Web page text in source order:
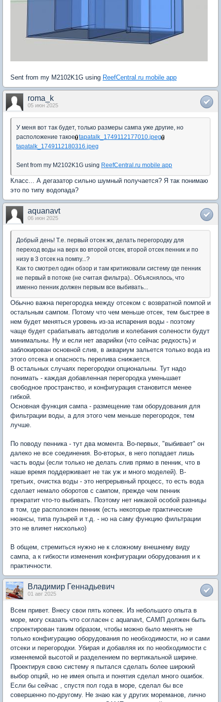
Sent from my M2102K1G using ReefCentral.ru mobile app
roma_k
05 июн 2025
У меня вот так будет, только размеры сампа уже другие, но
расположение такое
tapatalk_1749112177010.jpeg
tapatalk_1749112180316.jpeg
Sent from my M2102K1G using ReefCentral.ru mobile app
Класс... А дегазатор сильно шумный получается? Я так понимаю
это по типу водопада?
aquanavt
06 июн 2025
Добрый день! Т.е. первый отсек жк, делать перегородку для
переход воды на верх во второй отсек, второй отсек пенник и по
низу в 3 отсек на помпу...?
Как то смотрел один обзор и там критиковали систему где пенник
не первый в потоке (не считая фильтра).. Объяснялось, что
именно пенник должен первым все выбивать...
Обычно важна перегородка между отсеком с возвратной помпой и
остальным сампом. Потому что чем меньше отсек, тем быстрее в
нем будет меняться уровень из-за испарения воды - поэтому
чаще будет срабатывать автодолив и колебания солености будут
минимальны. Ну и если нет аварийки (что сейчас редкость) и
заблокирован основной слив, в аквариум зальется только вода из
этого отсека и опасность перелива снижается.
В остальных случаях перегородки опциональны. Тут надо
понимать - каждая добавленная перегородка уменьшает
свободное пространство, и конфигурация становится менее
гибкой.
Основная функция сампа - размещение там оборудования для
фильтрации воды, а для этого чем меньше перегородок, тем
лучше.
По поводу пенника - тут два момента. Во-первых, "выбивает" он
далеко не все соединения. Во-вторых, в него попадает лишь
часть воды (если только не делать слив прямо в пенник, что в
наше время поддерживает не так уж и много моделей). В-
третьих, очистка воды - это непрерывный процесс, то есть вода
сделает немало оборотов с сампом, прежде чем пенник
прекратит что-то выбивать. Поэтому нет никакой особой разницы
в том, где расположен пенник (есть некоторые практические
нюансы, типа пузырей и т.д. - но на саму функцию фильтрации
это не влияет нисколько)
В общем, стремиться нужно не к сложному внешнему виду
сампа, а к гибкости изменения конфигурации оборудования и к
практичности.
Владимир Геннадьевич
01 авг 2025
Всем привет. Внесу свои пять копеек. Из небольшого опыта в
море, могу сказать что согласен с aquanavt, САМП должен быть
спроектирован таким образом, чтобы можно было менять не
только конфигурацию оборудования по необходимости, но и сами
отсеки и перегородки. Убирая и добавляя их по необходимости с
изменяемой высотой и разделением по вертикальной ширине.
Проектируя свою систему я пытался сделать более широкий
выбор опций, но не имея опыта и понятия сделал много ошибок.
Если бы сейчас , спустя пол года в море, сделал бы все
совершенно по-другому. Не знаю как у других мореманов, лично